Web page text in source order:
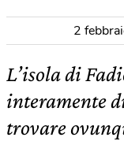
2
L’isola di
interamente
trovare